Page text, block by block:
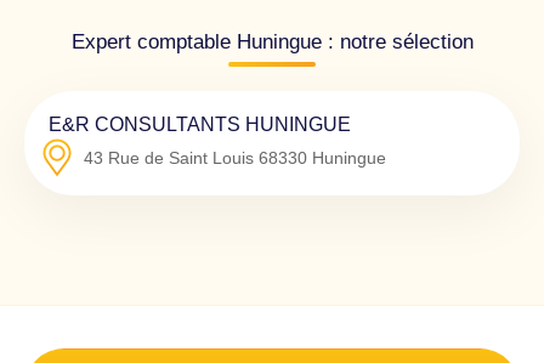
Expert comptable Huningue : notre sélection
E&R CONSULTANTS HUNINGUE
43 Rue de Saint Louis 68330 Huningue